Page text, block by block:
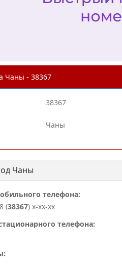
Чаны - 38367
38367
Чаны
Чаны
телефона:
8 (38367) x-xx-xx
телефона: